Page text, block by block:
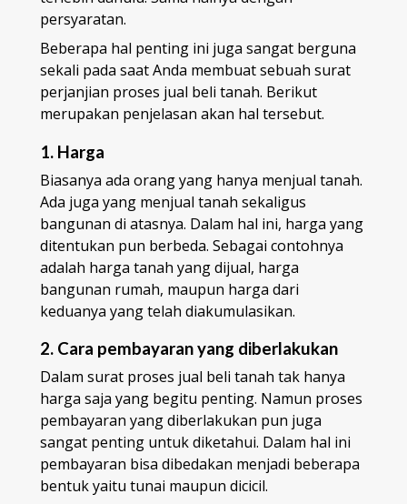
persyaratan.
Beberapa hal penting ini juga sangat berguna
sekali pada saat Anda membuat sebuah surat
perjanjian proses jual beli tanah. Berikut
merupakan penjelasan akan hal tersebut.
1. Harga
Biasanya ada orang yang hanya menjual tanah.
Ada juga yang menjual tanah sekaligus
bangunan di atasnya. Dalam hal ini, harga yang
ditentukan pun berbeda. Sebagai contohnya
adalah harga tanah yang dijual, harga
bangunan rumah, maupun harga dari
keduanya yang telah diakumulasikan.
2. Cara pembayaran yang diberlakukan
Dalam surat proses jual beli tanah tak hanya
harga saja yang begitu penting. Namun proses
pembayaran yang diberlakukan pun juga
sangat penting untuk diketahui. Dalam hal ini
pembayaran bisa dibedakan menjadi beberapa
bentuk yaitu tunai maupun dicicil.